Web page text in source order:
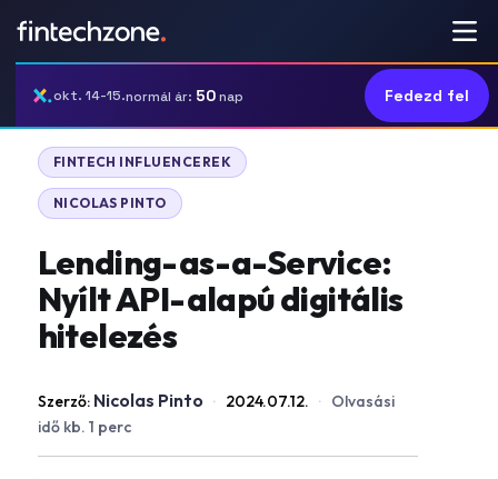
okt. 14-15.normál ár: 50nap Fedezd fel
FINTECH INFLUENCEREK
NICOLAS PINTO
Lending-as-a-Service:
Nyílt API-alapú digitális
hitelezés
Szerző: Nicolas Pinto · 2024.07.12. · Olvasási
idő kb. 1 perc